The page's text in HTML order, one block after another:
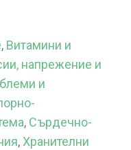
, Витамини и
напрежение и
и
, Сърдечно-
, Хранителни